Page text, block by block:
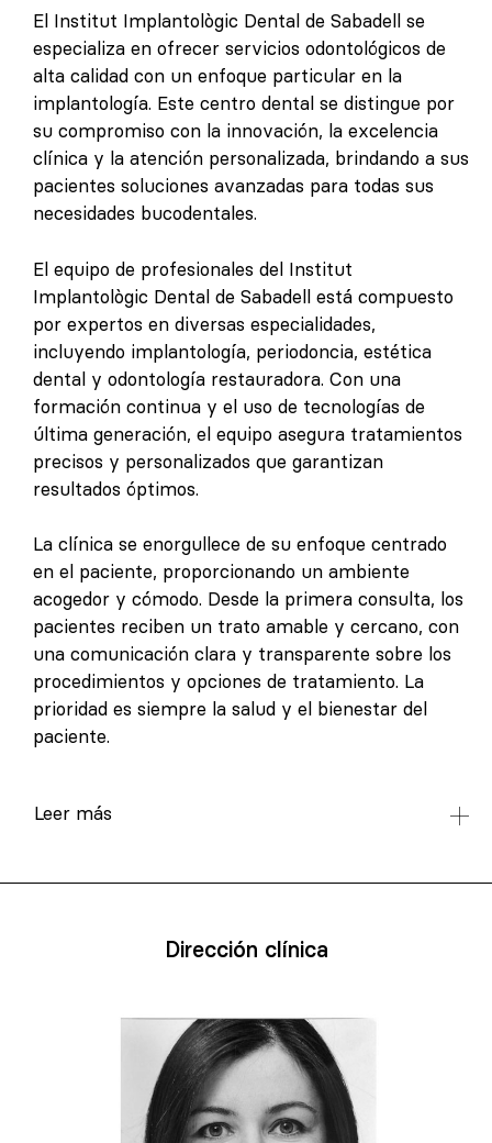
El Institut Implantològic Dental de Sabadell se
especializa en ofrecer servicios odontológicos de
alta calidad con un enfoque particular en la
implantología. Este centro dental se distingue por
su compromiso con la innovación, la excelencia
clínica y la atención personalizada, brindando a sus
pacientes soluciones avanzadas para todas sus
necesidades bucodentales.
El equipo de profesionales del Institut
Implantològic Dental de Sabadell está compuesto
por expertos en diversas especialidades,
incluyendo implantología, periodoncia, estética
dental y odontología restauradora. Con una
formación continua y el uso de tecnologías de
última generación, el equipo asegura tratamientos
precisos y personalizados que garantizan
resultados óptimos.
La clínica se enorgullece de su enfoque centrado
en el paciente, proporcionando un ambiente
acogedor y cómodo. Desde la primera consulta, los
pacientes reciben un trato amable y cercano, con
una comunicación clara y transparente sobre los
procedimientos y opciones de tratamiento. La
prioridad es siempre la salud y el bienestar del
paciente.
Leer más
Dirección clínica